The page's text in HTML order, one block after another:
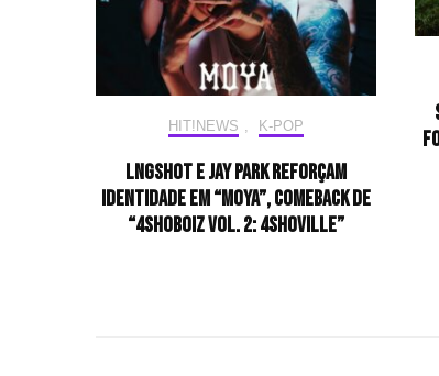
HIT!NEWS , K-POP
LNGSHOT e Jay Park reforçam
identidade em “MOYA”, comeback de
“4SHOBOIZ Vol. 2: 4SHOVILLE”